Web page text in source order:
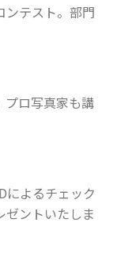
ンテスト。部門
プロ写真家も講
によるチェック
ゼントいたしま